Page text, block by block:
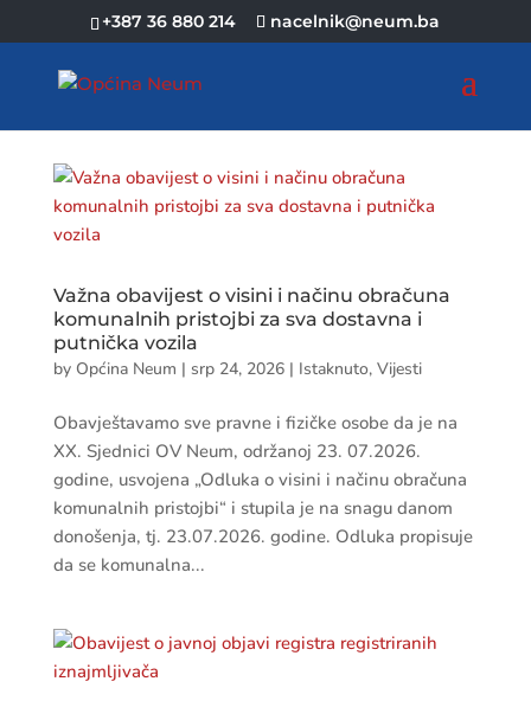
+387 36 880 214 nacelnik@neum.ba
Važna obavijest o visini i načinu obračuna
komunalnih pristojbi za sva dostavna i
putnička vozila
by Općina Neum | srp 24, 2026| Istaknuto, Vijesti
Obavještavamo sve pravne i fizičke osobe da je na
XX. Sjednici OV Neum, održanoj 23. 07.2026.
godine, usvojena „Odluka o visini i načinu obračuna
komunalnih pristojbi“ i stupila je na snagu danom
donošenja, tj. 23.07.2026. godine. Odluka propisuje
da se komunalna...